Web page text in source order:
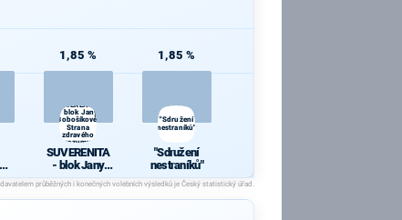
1,85 %
SUVERENITA
- blok Jany
Bobošíkové,
Strana
zdravého
rozumu
SUVERENITA
- blok Jany
Bobošíkové,
Strana
zdravého
1,85 %
"Sdružení
nestraníků"
"Sdružení
nestraníků"